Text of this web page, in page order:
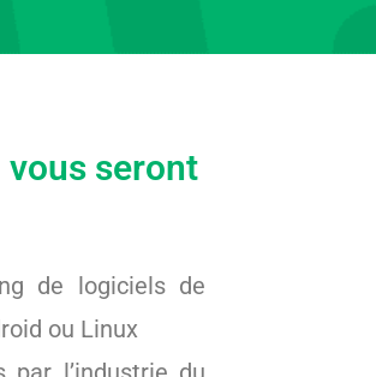
seront
de logiciels de
ou Linux